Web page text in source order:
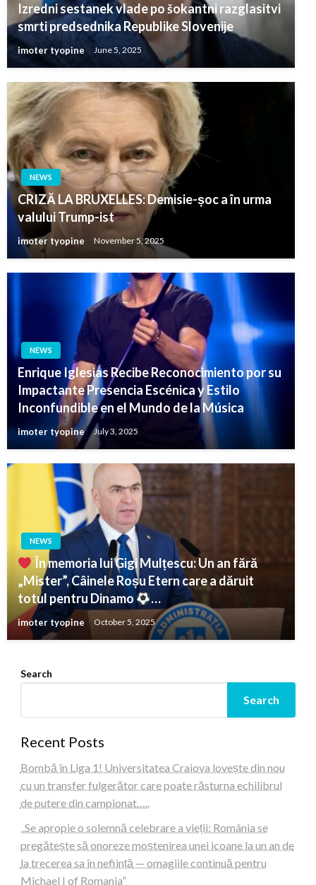
Izredni sestanek vlade po šokantni razglasitvi
smrti predsednika Republike Slovenije
imoter tyopine June 5, 2025
NEWS
CRIZĂ LA BRUXELLES: Demisie-șoc a în urma
valului Trump-ist
imoter tyopine November 5, 2025
NEWS
Enrique Iglesias Recibe Reconocimiento por su
Impactante Presencia Escénica y Estilo
Inconfundible en el Mundo de la Música
imoter tyopine July 3, 2025
NEWS
În memoria lui Gigi Mulțescu: Un an fără
„Mister”, Câinele Roșu Etern care a dăruit
totul pentru Dinamo
…
imoter tyopine October 5, 2025
Search
Search
Recent Posts
Bombă în Liga 1! Universitatea Craiova lovește din nou
cu un transfer fulgerător care poate răsturna echilibrul
de putere din campionat…..
„Se apropie o solemnă celebrare a vieții: România se
pregătește să onoreze moștenirea unei icoane la un an de
la trecerea sa în neființă — omagiile continuă pentru
Michael I of Romania”